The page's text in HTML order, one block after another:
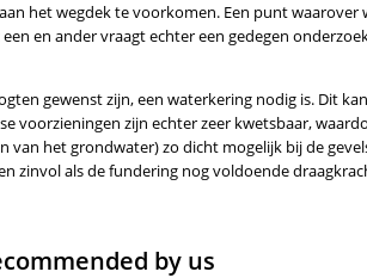
het wegdek te voorkomen. Een punt waarover
en ander vraagt echter een gedegen
gewenst zijn, een waterkering nodig is. Dit
voorzieningen zijn echter zeer kwetsbaar,
het grondwater) zo dicht mogelijk bij de
zinvol als de fundering nog voldoende
by us